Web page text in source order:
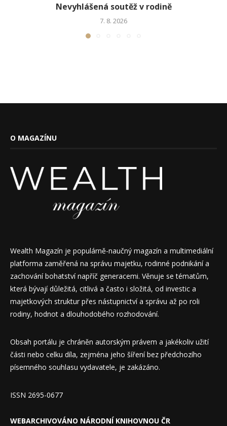
Nevyhlášená soutěž v rodině
7. 8. 2026
O MAGAZÍNU
Wealth Magazín je populárně-naučný magazín a multimediální
platforma zaměřená na správu majetku, rodinné podnikání a
zachování bohatství napříč generacemi. Věnuje se tématům,
která bývají důležitá, citlivá a často i složitá, od investic a
majetkových struktur přes nástupnictví a správu až po roli
rodiny, hodnot a dlouhodobého rozhodování.
Obsah portálu je chráněn autorským právem a jakékoliv užití
části nebo celku díla, zejména jeho šíření bez předchozího
písemného souhlasu vydavatele, je zakázáno.
ISSN 2695-0677
WEBARCHIVOVÁNO NÁRODNÍ KNIHOVNOU ČR